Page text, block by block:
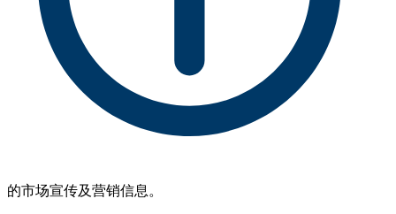
的市场宣传及营销信息。